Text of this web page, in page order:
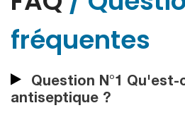
fréquentes
Question N°1 Qu'est-
antiseptique ?